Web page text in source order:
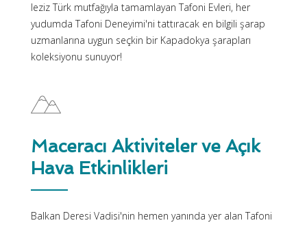
leziz Türk mutfağıyla tamamlayan Tafoni Evleri, her
yudumda Tafoni Deneyimi'ni tattıracak en bilgili şarap
uzmanlarına uygun seçkin bir Kapadokya şarapları
Maceracı Aktiviteler ve Açık
Hava Etkinlikleri
Balkan Deresi Vadisi'nin hemen yanında yer alan Tafoni